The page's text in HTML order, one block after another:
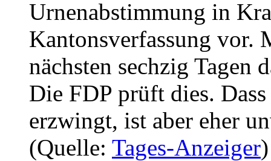
Urnenabstimmung in
Kantonsverfassung vor.
nächsten sechzig Tagen
Die FDP prüft dies.
erzwingt, ist aber eher
(Quelle: Tages-Anzeiger)